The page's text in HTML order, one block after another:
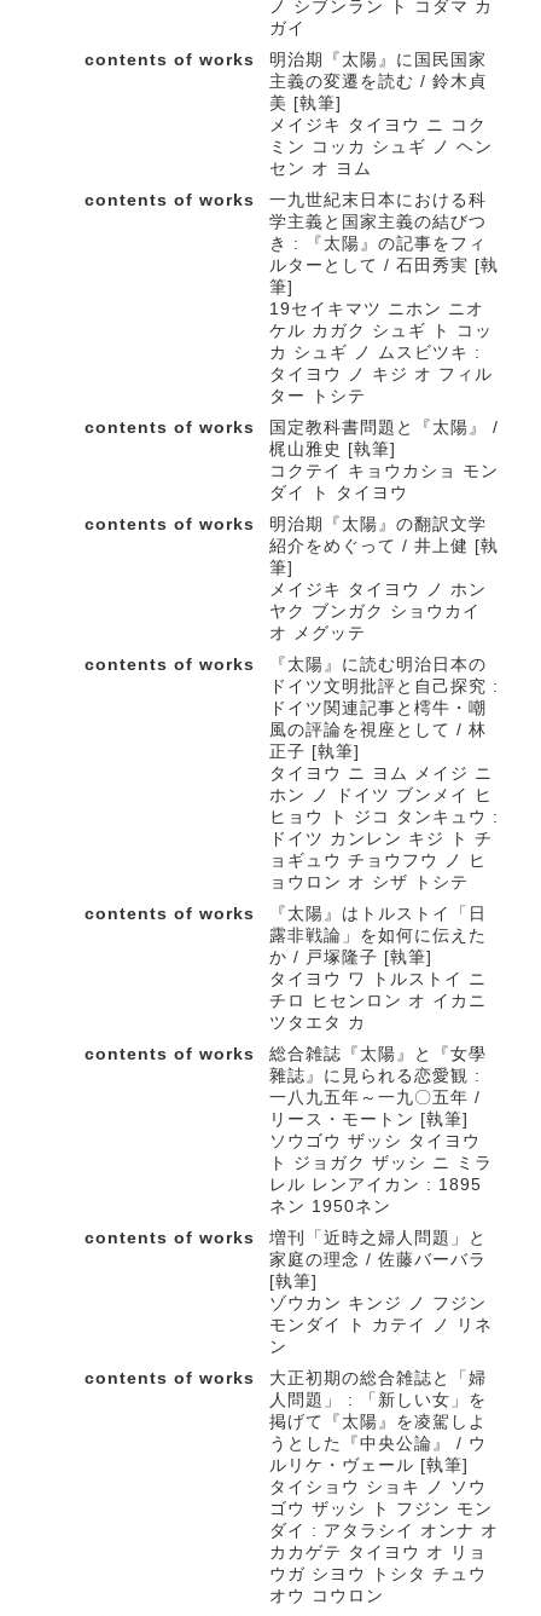
ノ シブンラン ト コダマ カ
ガイ
contents of works
明治期『太陽』に国民国家
主義の変遷を読む / 鈴木貞
美 [執筆]
メイジキ タイヨウ ニ コク
ミン コッカ シュギ ノ ヘン
セン オ ヨム
contents of works
一九世紀末日本における科
学主義と国家主義の結びつ
き : 『太陽』の記事をフィ
ルターとして / 石田秀実 [執
筆]
19セイキマツ ニホン ニオ
ケル カガク シュギ ト コッ
カ シュギ ノ ムスビツキ :
タイヨウ ノ キジ オ フィル
ター トシテ
contents of works
国定教科書問題と『太陽』 /
梶山雅史 [執筆]
コクテイ キョウカショ モン
ダイ ト タイヨウ
contents of works
明治期『太陽』の翻訳文学
紹介をめぐって / 井上健 [執
筆]
メイジキ タイヨウ ノ ホン
ヤク ブンガク ショウカイ
オ メグッテ
contents of works
『太陽』に読む明治日本の
ドイツ文明批評と自己探究 :
ドイツ関連記事と樗牛・嘲
風の評論を視座として / 林
正子 [執筆]
タイヨウ ニ ヨム メイジ ニ
ホン ノ ドイツ ブンメイ ヒ
ヒョウ ト ジコ タンキュウ :
ドイツ カンレン キジ ト チ
ョギュウ チョウフウ ノ ヒ
ョウロン オ シザ トシテ
contents of works
『太陽』はトルストイ「日
露非戦論」を如何に伝えた
か / 戸塚隆子 [執筆]
タイヨウ ワ トルストイ ニ
チロ ヒセンロン オ イカニ
ツタエタ カ
contents of works
総合雑誌『太陽』と『女學
雜誌』に見られる恋愛観 :
一八九五年～一九〇五年 /
リース・モートン [執筆]
ソウゴウ ザッシ タイヨウ
ト ジョガク ザッシ ニ ミラ
レル レンアイカン : 1895
ネン 1950ネン
contents of works
増刊「近時之婦人問題」と
家庭の理念 / 佐藤バーバラ
[執筆]
ゾウカン キンジ ノ フジン
モンダイ ト カテイ ノ リネ
ン
contents of works
大正初期の総合雑誌と「婦
人問題」 : 「新しい女」を
掲げて『太陽』を凌駕しよ
うとした『中央公論』 / ウ
ルリケ・ヴェール [執筆]
タイショウ ショキ ノ ソウ
ゴウ ザッシ ト フジン モン
ダイ : アタラシイ オンナ オ
カカゲテ タイヨウ オ リョ
ウガ シヨウ トシタ チュウ
オウ コウロン